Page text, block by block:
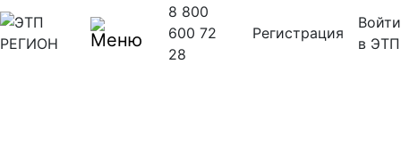
8 800
600 72
28
Регистрация
Войти
в ЭТП